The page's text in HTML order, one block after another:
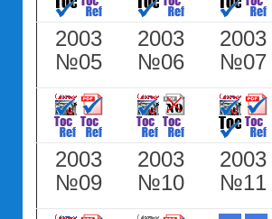
2003
№05
2003
№06
2003
№07
2003
№09
2003
№10
2003
№11